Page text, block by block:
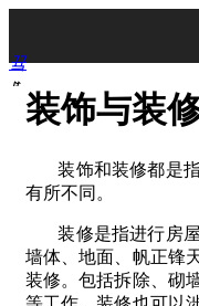
끀
ꁲ
首
关
于
我
们
工
程
装饰与装
装饰和装修都是指
有所不同。
装修是指进行房屋
墙体、地面、帆正锋
装修。包括拆除、砌